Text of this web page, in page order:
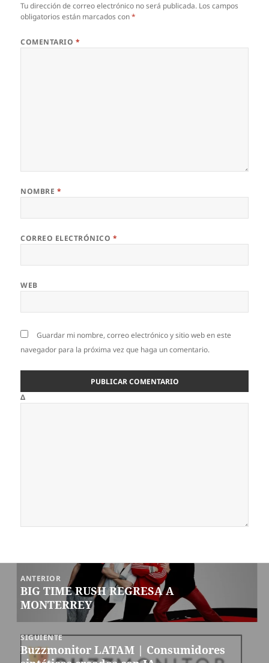
Tu dirección de correo electrónico no será publicada. Los campos
obligatorios están marcados con*
COMENTARIO *
NOMBRE *
CORREO ELECTRÓNICO *
WEB
Guardar mi nombre, correo electrónico y sitio web en este
navegador para la próxima vez que haga un comentario.
Δ
entradas
ANTERIOR
Entrada
anterior:
BIG TIME RUSH REGRESA A
MONTERREY
SIGUIENTE
Siguiente
Buzzmonitor LATAM | Consumidores